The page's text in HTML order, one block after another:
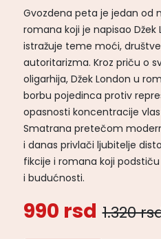
Gvozdena peta je jedan od
romana koji je napisao Džek
istražuje teme moći,
autoritarizma. Kroz priču o
oligarhija, Džek London u
borbu pojedinca protiv
opasnosti koncentracije
Smatrana pretečom
i danas privlači ljubitelje
fikcije i romana koji
i budućnosti.
990 rsd 1.320